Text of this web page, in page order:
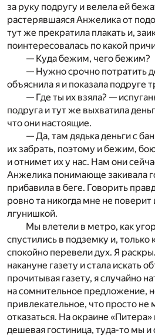
за руку подругу и велела ей
растерявшаяся Анжелика от
тут же прекратила плакать и,
поинтересовалась по какой
— Куда бежим, чего бежим?
— Нужно срочно потратить
объяснила я и показала подруге
— Где ты их взяла? —
подруга и тут же выхватила
что они настоящие.
— Да, там дядька деньги с
их забрать, поэтому и бежим,
и отнимет их у нас. Нам они
Анжелика понимающе закивала
прибавила в беге. Говорить
ровно та никогда мне не поверит
лгунишкой.
Мы влетели в метро, как
спустились в подземку и, только
спокойно перевели дух. Я
накануне газету и стала искать
прочитывая газету, я случайно
на сомнительное предложение,
привлекательное, что просто не
отказаться. На окраине
дешевая гостиница, туда-то мы и